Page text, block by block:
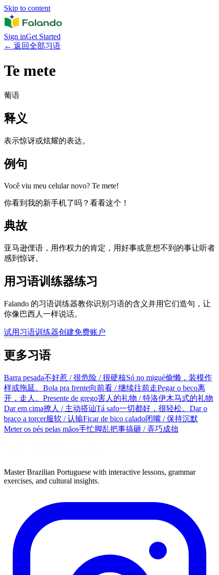
Skip to content
Sign inGet Started
← 返回全部习语
Te mete
葡语
释义
表示惊讶或炫耀的表达。
例句
Você viu meu celular novo? Te mete!
你看到我的新手机了吗？看看这个！
典故
亚马逊俚语，用作权力的肯定，用好事或意想不到的事让听者
感到惊讶。
用习语训练器练习
Falando 的习语训练器教你识别习语的含义并用它们造句，让
你像巴西人一样说话。
试用习语训练器创建免费账户
更多习语
Barra pesada不好惹 / 很危险 / 很硬核Só no migué偷懒，装模作
样或拖延。 Bola pra frente向前看 / 继续往前走Pegar o beco离
开，走人。 Presente de grego害人的礼物 / 特洛伊木马式的礼物
Dar em cima撩人 / 主动搭讪Tá safo一切都好，很轻松。 Dar o
braço a torcer服软 / 认输Ficar de bico calado闭嘴 / 保持沉默
Meter os pés pelas mãos手忙脚乱把事搞砸 / 弄巧成拙
Master Brazilian Portuguese with interactive lessons, grammar
exercises, and cultural insights.